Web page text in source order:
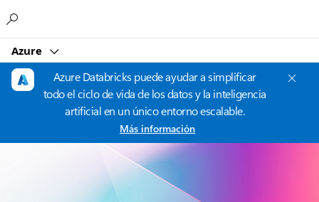
Azure
Azure Databricks puede ayudar a simplificar
todo el ciclo de vida de los datos y la inteligencia
artificial en un único entorno escalable.
Más información